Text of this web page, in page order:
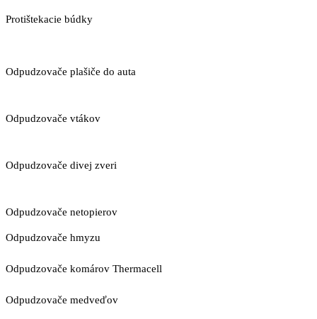
Protištekacie búdky
Odpudzovače plašiče do auta
Odpudzovače vtákov
Odpudzovače divej zveri
Odpudzovače netopierov
Odpudzovače hmyzu
Odpudzovače komárov Thermacell
Odpudzovače medveďov